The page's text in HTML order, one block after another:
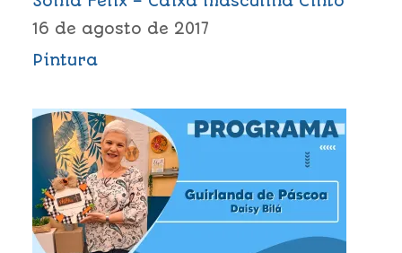
16 de agosto de 2017
Pintura